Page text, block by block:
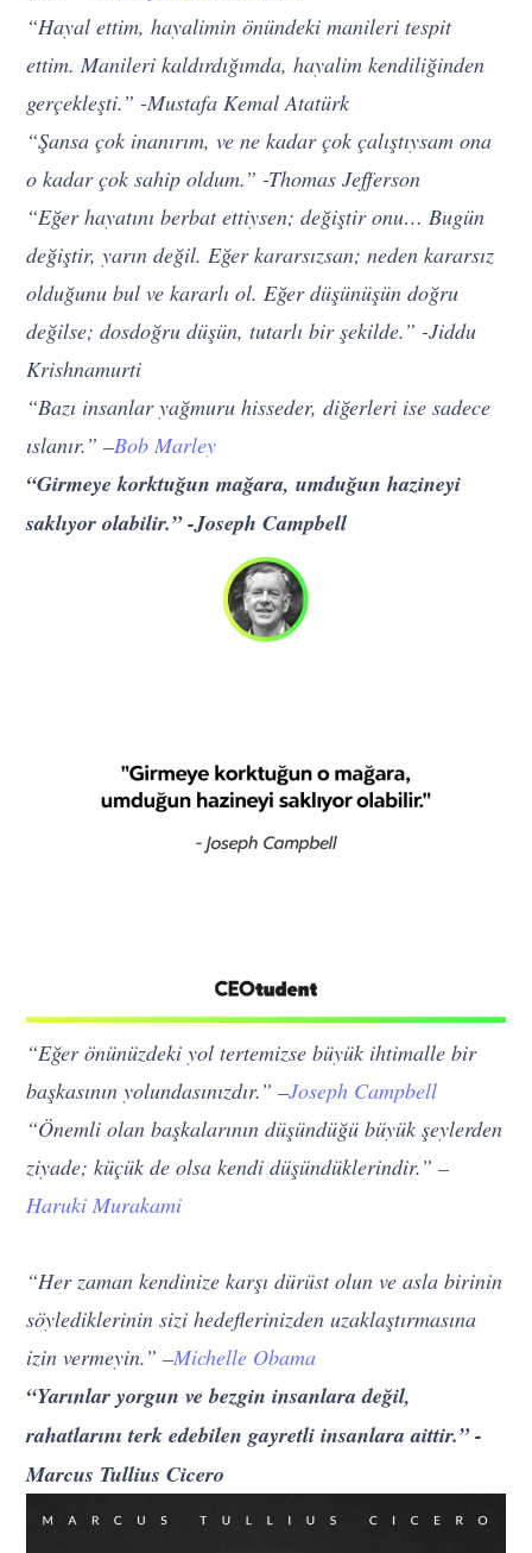
“Hayal ettim, hayalimin önündeki manileri tespit
ettim. Manileri kaldırdığımda, hayalim kendiliğinden
gerçekleşti.” -Mustafa Kemal Atatürk
“Şansa çok inanırım, ve ne kadar çok çalıştıysam ona
o kadar çok sahip oldum.” -Thomas Jefferson
“Eğer hayatını berbat ettiysen; değiştir onu… Bugün
değiştir, yarın değil. Eğer kararsızsan; neden kararsız
olduğunu bul ve kararlı ol. Eğer düşünüşün doğru
değilse; dosdoğru düşün, tutarlı bir şekilde.” -Jiddu
Krishnamurti
“Bazı insanlar yağmuru hisseder, diğerleri ise sadece
ıslanır.” –Bob Marley
“Girmeye korktuğun mağara, umduğun hazineyi
saklıyor olabilir.” -Joseph Campbell
“Eğer önünüzdeki yol tertemizse büyük ihtimalle bir
başkasının yolundasınızdır.” –Joseph Campbell
“Önemli olan başkalarının düşündüğü büyük şeylerden
ziyade; küçük de olsa kendi düşündüklerindir.” –
Haruki Murakami
“Her zaman kendinize karşı dürüst olun ve asla birinin
söylediklerinin sizi hedeflerinizden uzaklaştırmasına
izin vermeyin.” –Michelle Obama
“Yarınlar yorgun ve bezgin insanlara değil,
rahatlarını terk edebilen gayretli insanlara aittir.” -
Marcus Tullius Cicero